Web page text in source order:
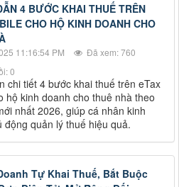
4 BƯỚC KHAI THUẾ TRÊN
CHO HỘ KINH DOANH CHO
11:16:54 PM
Đã xem: 760
0
chi tiết 4 bước khai thuế trên eTax
hộ kinh doanh cho thuê nhà theo
nhất 2026, giúp cá nhân kinh
động quản lý thuế hiệu quả.
Tự Khai Thuế, Bắt Buộc